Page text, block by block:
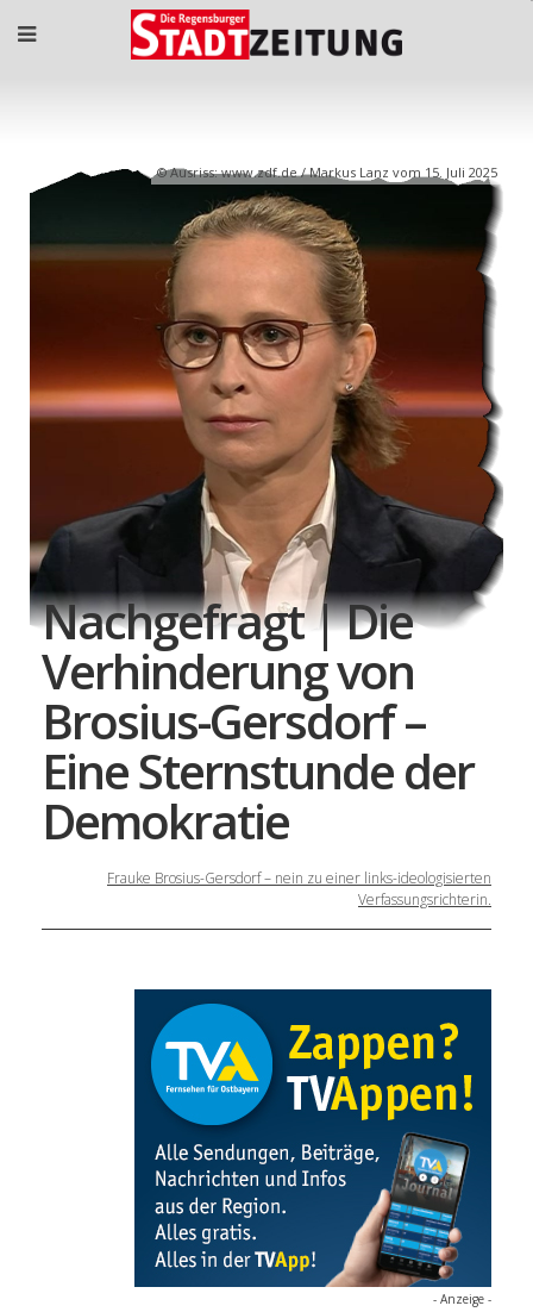
Ausriss: www.zdf.de / Markus Lanz vom 15. Juli 2025
Nachgefragt | Die
Verhinderung von
Brosius-Gersdorf –
Eine Sternstunde der
Demokratie
Frauke Brosius-Gersdorf – nein zu einer links-ideologisierten
Verfassungsrichterin.
- Anzeige -